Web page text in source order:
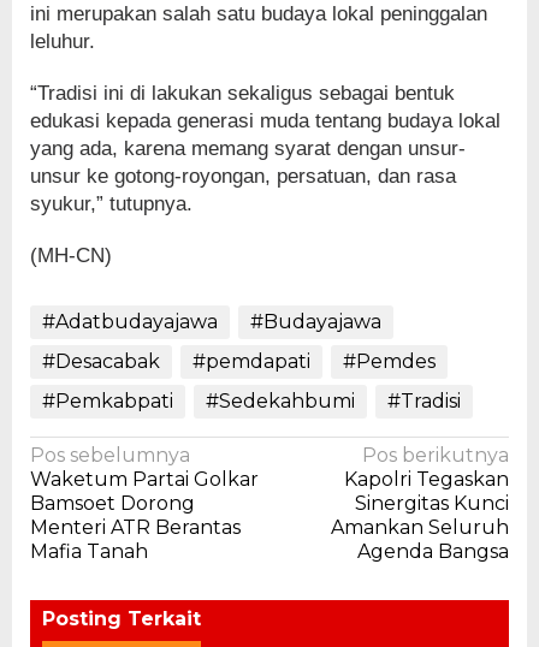
ini merupakan salah satu budaya lokal peninggalan
leluhur.
“Tradisi ini di lakukan sekaligus sebagai bentuk
edukasi kepada generasi muda tentang budaya lokal
yang ada, karena memang syarat dengan unsur-
unsur ke gotong-royongan, persatuan, dan rasa
syukur,” tutupnya.
(MH-CN)
#Adatbudayajawa
#Budayajawa
#Desacabak
#pemdapati
#Pemdes
#Pemkabpati
#Sedekahbumi #Tradisi
Navigasi
pos
Pos sebelumnya
Waketum Partai Golkar
Bamsoet Dorong
Menteri ATR Berantas
Mafia Tanah
Pos berikutnya
Kapolri Tegaskan
Sinergitas Kunci
Amankan Seluruh
Agenda Bangsa
Posting Terkait